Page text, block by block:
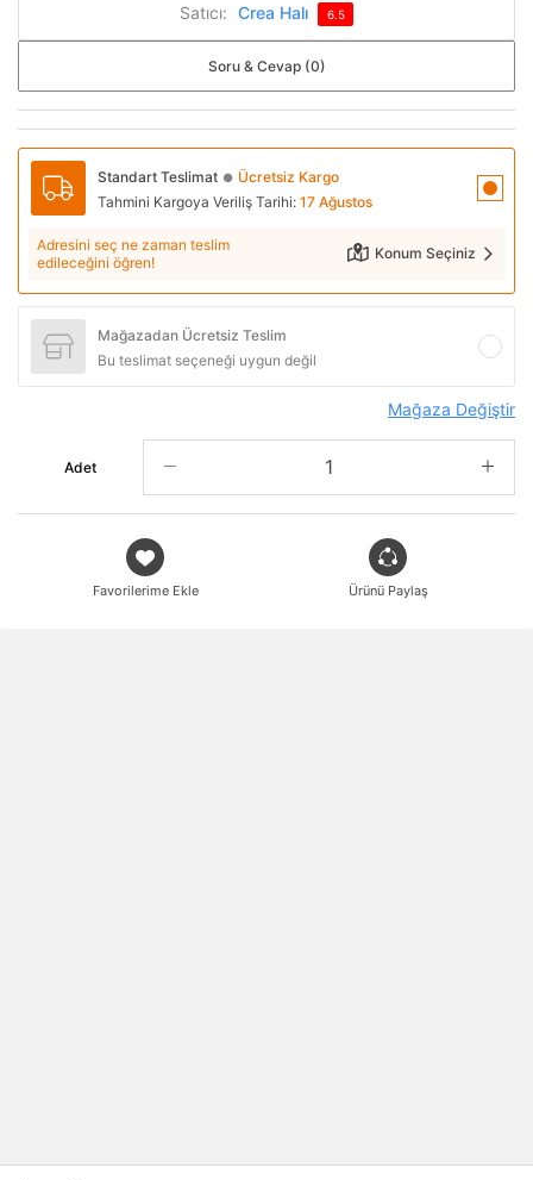
Satıcı: Crea Halı 6.5
Soru & Cevap (0)
Standart Teslimat ● Ücretsiz Kargo
Tahmini Kargoya Veriliş Tarihi: 17 Ağustos
Adresini seç ne zaman teslim
edileceğini öğren!
Konum Seçiniz
Mağazadan Ücretsiz Teslim
Bu teslimat seçeneği uygun değil
Mağaza Değiştir
Adet
Favorilerime Ekle Ürünü Paylaş